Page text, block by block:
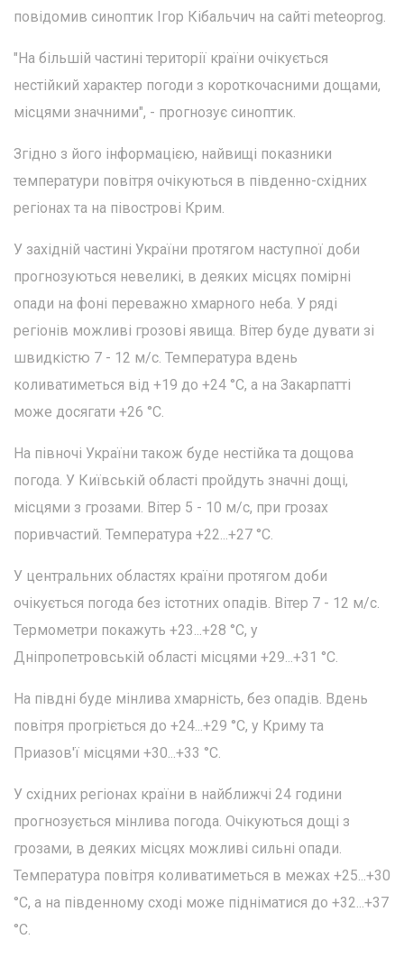
повідомив синоптик Ігор Кібальчич на сайті meteoprog.
"На більшій частині території країни очікується
нестійкий характер погоди з короткочасними дощами,
місцями значними", - прогнозує синоптик.
Згідно з його інформацією, найвищі показники
температури повітря очікуються в південно-східних
регіонах та на півострові Крим.
У західній частині України протягом наступної доби
прогнозуються невеликі, в деяких місцях помірні
опади на фоні переважно хмарного неба. У ряді
регіонів можливі грозові явища. Вітер буде дувати зі
швидкістю 7 - 12 м/с. Температура вдень
коливатиметься від +19 до +24 °С, а на Закарпатті
може досягати +26 °С.
На півночі України також буде нестійка та дощова
погода. У Київській області пройдуть значні дощі,
місцями з грозами. Вітер 5 - 10 м/с, при грозах
поривчастий. Температура +22...+27 °С.
У центральних областях країни протягом доби
очікується погода без істотних опадів. Вітер 7 - 12 м/с.
Термометри покажуть +23...+28 °С, у
Дніпропетровській області місцями +29...+31 °С.
На півдні буде мінлива хмарність, без опадів. Вдень
повітря прогріється до +24...+29 °С, у Криму та
Приазов'ї місцями +30...+33 °С.
У східних регіонах країни в найближчі 24 години
прогнозується мінлива погода. Очікуються дощі з
грозами, в деяких місцях можливі сильні опади.
Температура повітря коливатиметься в межах +25...+30
°C, а на південному сході може підніматися до +32...+37
°C.